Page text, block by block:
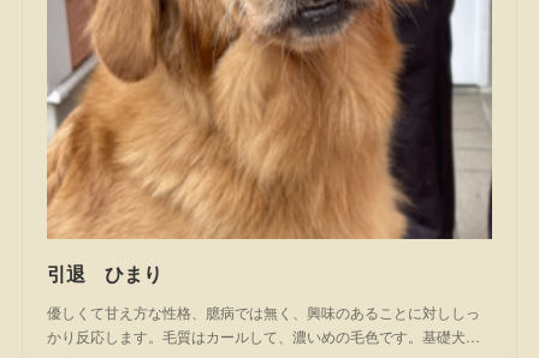
引退 ひまり
優しくて甘え方な性格、臆病では無く、興味のあることに対ししっ
かり反応します。毛質はカールして、濃いめの毛色です。基礎犬…